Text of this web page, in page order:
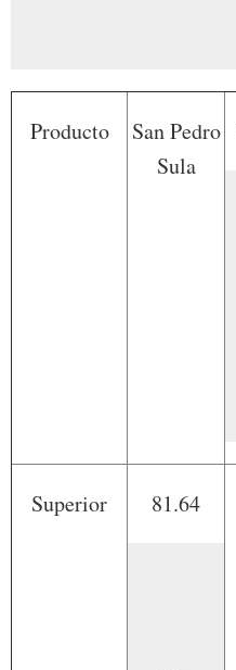
Producto
San Pedro
Sula
Superior 81.64